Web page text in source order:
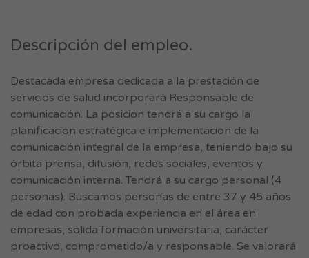
Descripción del empleo.
Destacada empresa dedicada a la prestación de
servicios de salud incorporará Responsable de
comunicación. La posición tendrá a su cargo la
planificación estratégica e implementación de la
comunicación integral de la empresa, teniendo bajo su
órbita prensa, difusión, redes sociales, eventos y
comunicación interna. Tendrá a su cargo personal (4
personas). Buscamos personas de entre 37 y 45 años
de edad con probada experiencia en el área en
empresas, sólida formación universitaria, carácter
proactivo, comprometido/a y responsable. Se valorará